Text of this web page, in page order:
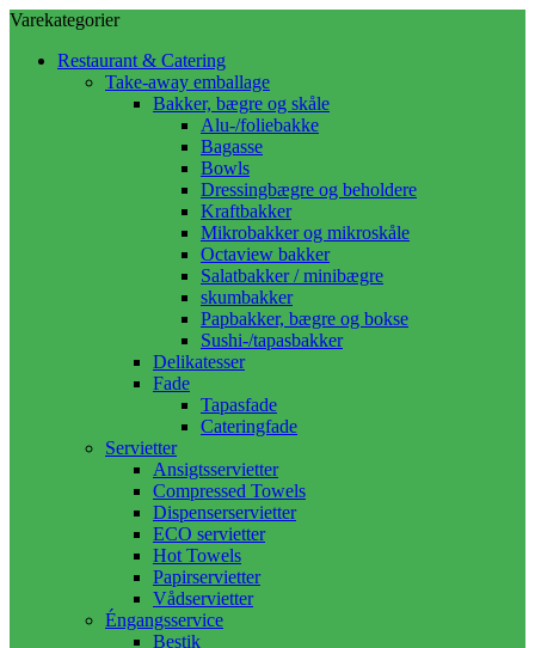
Varekategorier
Restaurant & Catering
Take-away emballage
Bakker, bægre og skåle
Alu-/foliebakke
Bagasse
Bowls
Dressingbægre og beholdere
Kraftbakker
Mikrobakker og mikroskåle
Octaview bakker
Salatbakker / minibægre
skumbakker
Papbakker, bægre og bokse
Sushi-/tapasbakker
Delikatesser
Fade
Tapasfade
Cateringfade
Servietter
Ansigtsservietter
Compressed Towels
Dispenserservietter
ECO servietter
Hot Towels
Papirservietter
Vådservietter
Éngangsservice
Bestik